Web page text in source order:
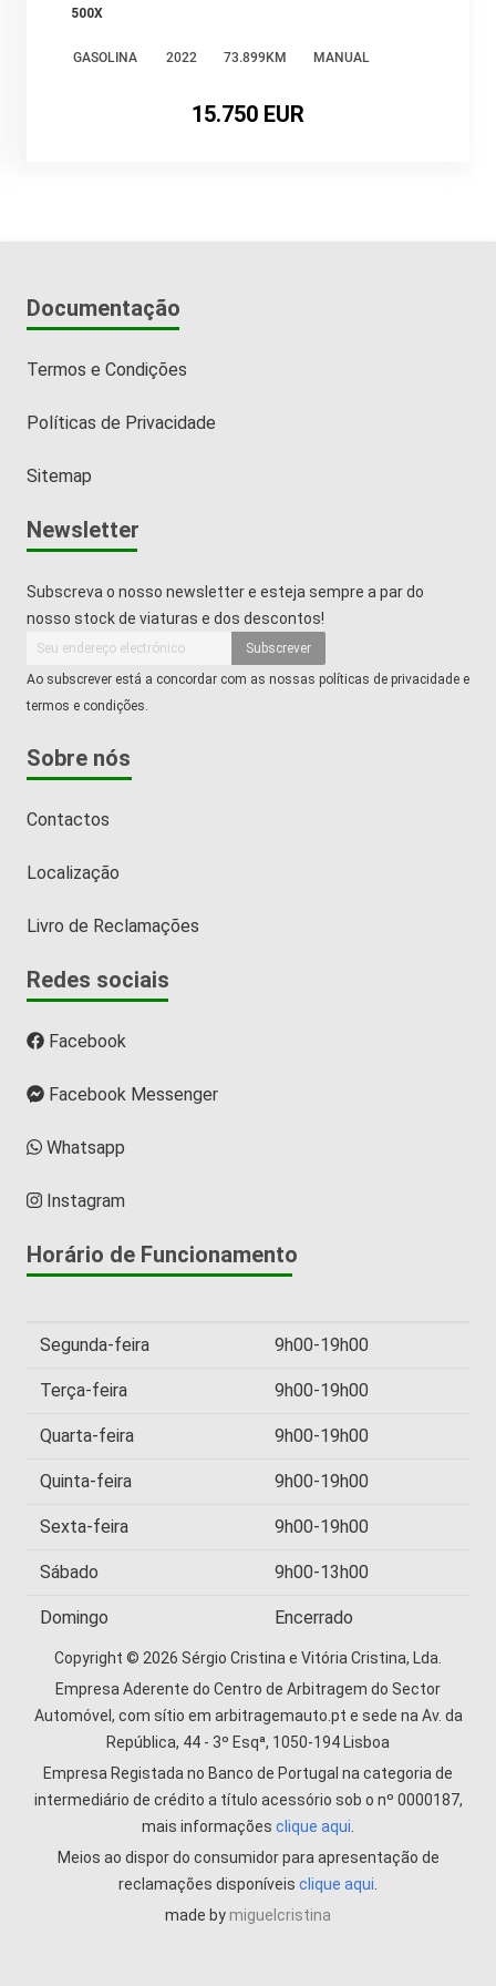
500X
GASOLINA 2022 73.899KM MANUAL
15.750 EUR
Documentação
Termos e Condições
Políticas de Privacidade
Sitemap
Newsletter
Subscreva o nosso newsletter e esteja sempre a par do
nosso stock de viaturas e dos descontos!
Subscrever
Ao subscrever está a concordar com as nossas políticas de privacidade e
termos e condições.
Sobre nós
Contactos
Localização
Livro de Reclamações
Redes sociais
Facebook
Facebook Messenger
Whatsapp
Instagram
Horário de Funcionamento
Segunda-feira 9h00-19h00
Terça-feira 9h00-19h00
Quarta-feira 9h00-19h00
Quinta-feira 9h00-19h00
Sexta-feira 9h00-19h00
Sábado 9h00-13h00
Domingo Encerrado
Copyright © 2026 Sérgio Cristina e Vitória Cristina, Lda.
Empresa Aderente do Centro de Arbitragem do Sector
Automóvel, com sítio em arbitragemauto.pt e sede na Av. da
República, 44 - 3º Esqª, 1050-194 Lisboa
Empresa Registada no Banco de Portugal na categoria de
intermediário de crédito a título acessório sob o nº 0000187,
mais informações clique aqui.
Meios ao dispor do consumidor para apresentação de
reclamações disponíveis clique aqui.
made by miguelcristina